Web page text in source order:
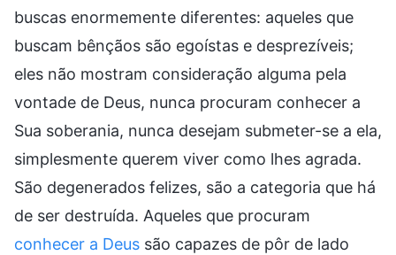
buscas enormemente diferentes: aqueles que
buscam bênçãos são egoístas e desprezíveis;
eles não mostram consideração alguma pela
vontade de Deus, nunca procuram conhecer a
Sua soberania, nunca desejam submeter-se a ela,
simplesmente querem viver como lhes agrada.
São degenerados felizes, são a categoria que há
de ser destruída. Aqueles que procuram
conhecer a Deus são capazes de pôr de lado